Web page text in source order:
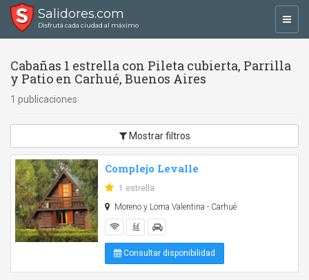
Salidores.com
Disfrutá cada ciudad al máximo
Cabañas 1 estrella con Pileta cubierta, Parrilla
y Patio en Carhué, Buenos Aires
1 publicaciones
Mostrar filtros
Complejo Levalle
1 estrella
Moreno y Loma Valentina - Carhué
Consultar disponibilidad